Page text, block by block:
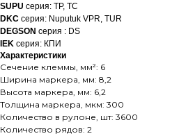
SUPU серия: TP, TC
DKC серия: Nuputuk VPR, TUR
DEGSON серия : DS
IEK серия: КПИ
Характеристики
Сечение клеммы, мм²: 6
Ширина маркера, мм: 8,2
Высота маркера, мм: 6,2
Толщина маркера, мкм: 300
Количество в рулоне, шт: 3600
Количество рядов: 2